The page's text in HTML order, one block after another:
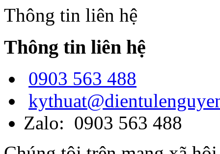
Thông tin liên hệ
Thông tin liên hệ
0903 563 488
Zalo: 0903 563 488